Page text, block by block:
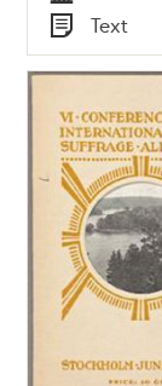
Tid
Typ
Text